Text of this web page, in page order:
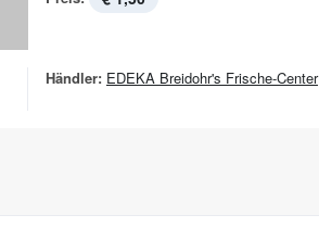
Händler: EDEKA Breidohr's Frische-Center